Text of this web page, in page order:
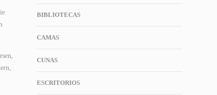
BIBLIOTECAS
CAMAS
CUNAS
ESCRITORIOS